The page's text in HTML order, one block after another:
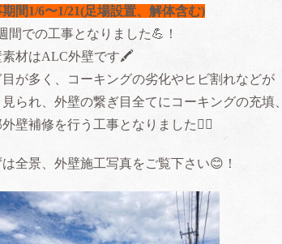
間1/6〜1/21(足場設置、解体含む)
間での工事となりました💪！
素材はALC外壁です🖍
が多く、コーキングの劣化やヒビ割れなどが
見られ、外壁の繋ぎ目全てにコーキングの充填、
壁補修を行う工事となりました🙇‍♂️
は全景、外壁施工写真をご覧下さい😊！